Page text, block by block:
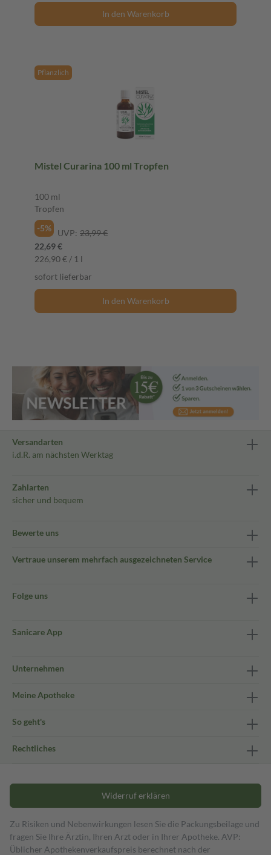
In den Warenkorb
Pflanzlich
Mistel Curarina 100 ml Tropfen
100 ml
Tropfen
-5%
UVP: 23,99 €
22,69 €
226,90 € / 1 l
sofort lieferbar
In den Warenkorb
Versandarten
i.d.R. am nächsten Werktag
Zahlarten
sicher und bequem
Bewerte uns
Vertraue unserem mehrfach ausgezeichneten Service
Folge uns
Sanicare App
Unternehmen
Meine Apotheke
So geht's
Rechtliches
Widerruf erklären
Zu Risiken und Nebenwirkungen lesen Sie die Packungsbeilage und
fragen Sie Ihre Ärztin, Ihren Arzt oder in Ihrer Apotheke. AVP:
Üblicher Apothekenverkaufspreis berechnet nach der